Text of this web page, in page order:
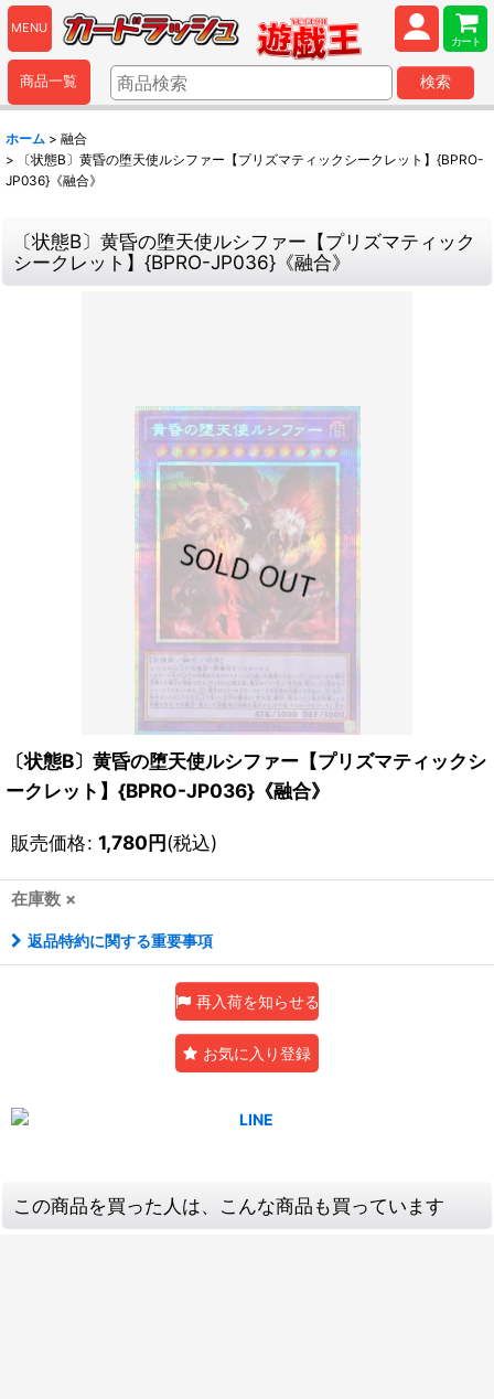
MENU
カート
商品一覧 検索
ホーム > 融合
>
〔状態B〕黄昏の堕天使ルシファー【プリズマティックシークレット】{BPRO-
JP036}《融合》
〔状態B〕黄昏の堕天使ルシファー【プリズマティック
シークレット】{BPRO-JP036}《融合》
〔状態B〕黄昏の堕天使ルシファー【プリズマティックシ
ークレット】{BPRO-JP036}《融合》
販売価格: 1,780円(税込)
在庫数 ×
返品特約に関する重要事項
再入荷を知らせる
お気に入り登録
この商品を買った人は、こんな商品も買っています